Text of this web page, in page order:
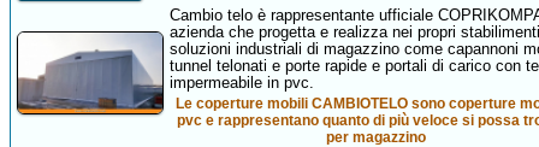
Cambio telo è rappresentante ufficiale
azienda che progetta e realizza nei propri stabilimenti
soluzioni industriali di magazzino come capannoni
tunnel telonati e porte rapide e portali di carico con
impermeabile in pvc.
Le coperture mobili CAMBIOTELO sono coperture
pvc e rappresentano quanto di più veloce si possa
per magazzino